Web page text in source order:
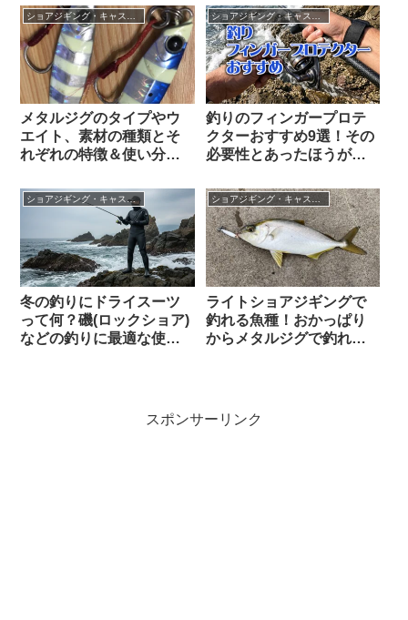
メタルジグのタイプやウ
エイト、素材の種類とそ
れぞれの特徴＆使い分け
釣りのフィンガープロテ
クターおすすめ9選！その
必要性とあったほうがい
ショアジギング・キャスティング
冬の釣りにドライスーツ
って何？磯(ロックショア)
などの釣りに最適な使い
ライトショアジギングで
釣れる魚種！おかっぱり
からメタルジグで釣れる
スポンサーリンク